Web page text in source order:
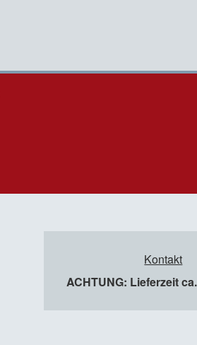
Kontakt
ACHTUNG: Lieferzeit